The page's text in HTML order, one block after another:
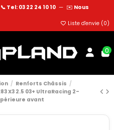
📞 Tel: 03 22 24 10 10 — ✉️ Nous
Liste d'envie (0)
0
Renforts Châssis
X3 2.5 03+ UltraRacing 2-
avant